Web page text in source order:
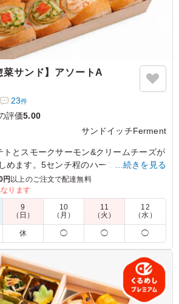
サンド】アソートA
23件
評価5.00
サンドイッチFerment
トとスモークサーモン&クリームチーズが
めます。5センチ程のハーフカットサイ
アソートセットは手がよごれず食べやす
ドイッチです。鴨ロースはフライドオニ
そそります。フムスにはスパイスを効か
い。ハムたまごはたっぷりのフィリング
スよく、ピンクペッパーがアクセント。
はご飯の量プルダウンよりご選択くださ
どりを気遣っているように思いまし
…続きを見る
円以上のご注文で配達無料
ります
9
（日）
10
（月）
11
（火）
12
（水）
休 ◯ ◯ ◯